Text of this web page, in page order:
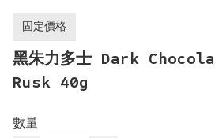
固定價格
黑朱力多士 Dark
Rusk 40g
數量